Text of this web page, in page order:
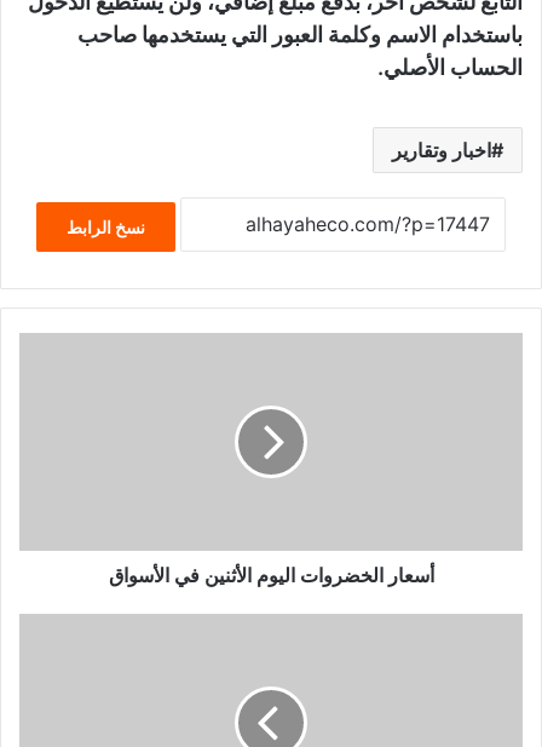
باستخدام الاسم وكلمة العبور التي يستخدمها صاحب
الحساب الأصلي.
اخبار وتقارير
نسخ الرابط
أسعار الخضروات اليوم الأثنين في الأسواق